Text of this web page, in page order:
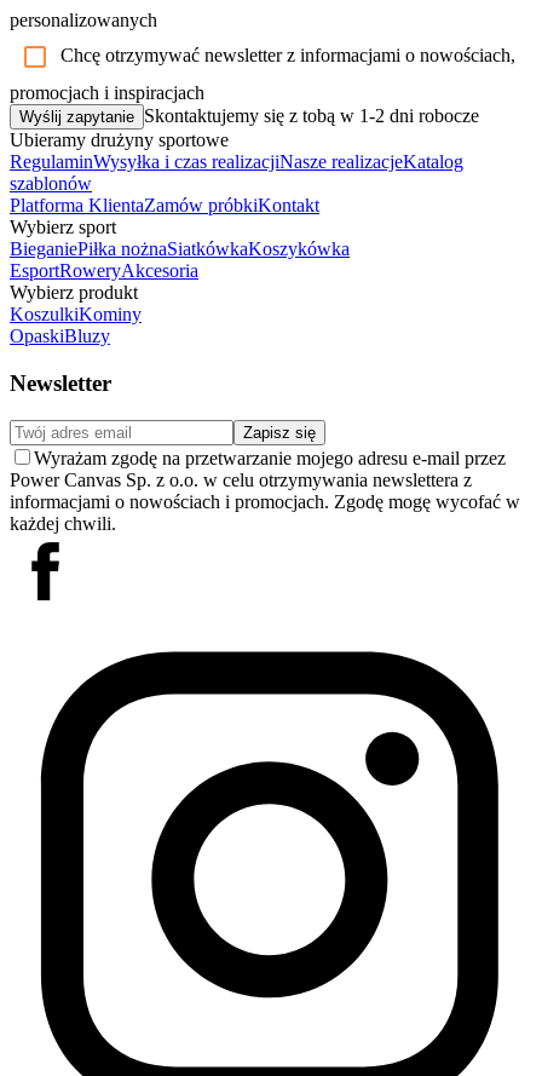
personalizowanych
Chcę otrzymywać newsletter z informacjami o nowościach,
promocjach i inspiracjach
Wyślij zapytanie Skontaktujemy się z tobą w 1-2 dni robocze
Ubieramy drużyny sportowe
RegulaminWysyłka i czas realizacjiNasze realizacjeKatalog
szablonów
Platforma KlientaZamów próbkiKontakt
Wybierz sport
BieganiePiłka nożnaSiatkówkaKoszykówka
EsportRoweryAkcesoria
Wybierz produkt
KoszulkiKominy
OpaskiBluzy
Newsletter
Zapisz się
Wyrażam zgodę na przetwarzanie mojego adresu e-mail przez
Power Canvas Sp. z o.o. w celu otrzymywania newslettera z
informacjami o nowościach i promocjach. Zgodę mogę wycofać w
każdej chwili.